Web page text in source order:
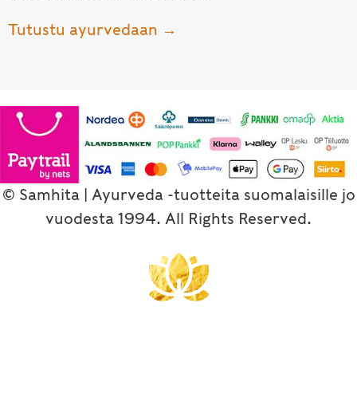
Tutustu ayurvedaan →
© Samhita | Ayurveda -tuotteita suomalaisille jo
vuodesta 1994. All Rights Reserved.